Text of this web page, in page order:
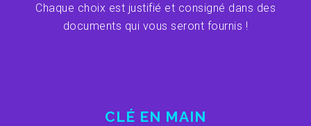
Chaque choix est justifié et consigné dans des
documents qui vous seront fournis !
CLÉ EN MAIN